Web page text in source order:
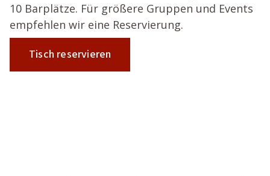
10 Barplätze. Für größere Gruppen und Events
empfehlen wir eine Reservierung.
Tisch reservieren